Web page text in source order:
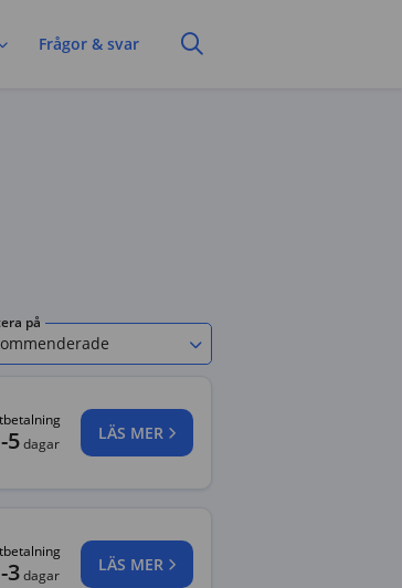
Frågor & svar
på
Utbetalning
5dagar LÄS MER
Utbetalning
3dagar LÄS MER